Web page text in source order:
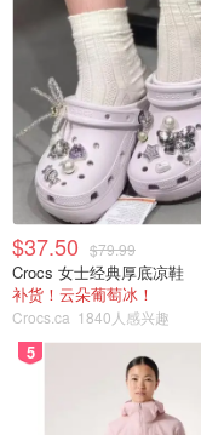
外层也是非常细心
蚕丝就不会跑出来漏
$37.50 $79.99
Crocs 女士经典厚底凉鞋
补货！云朵葡萄冰！
Crocs.ca 1840人感兴趣
5